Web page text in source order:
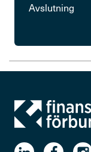
Avslutning